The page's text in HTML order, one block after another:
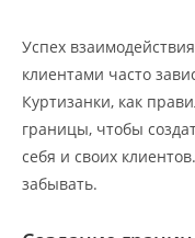
Успех
клиентами часто
Куртизанки, как
границы, чтобы
себя и своих
забывать.